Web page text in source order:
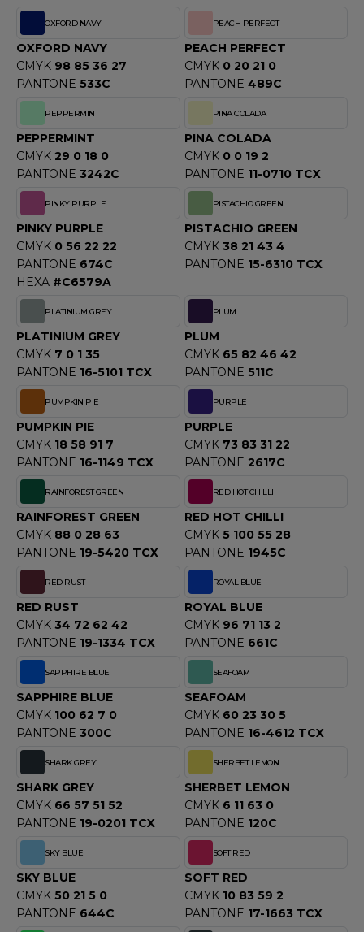
OXFORD NAVY
OXFORD NAVY
CMYK 98 85 36 27
PANTONE 533C
PEACH PERFECT
PEACH PERFECT
CMYK 0 20 21 0
PANTONE 489C
PEPPERMINT
PEPPERMINT
CMYK 29 0 18 0
PANTONE 3242C
PINA COLADA
PINA COLADA
CMYK 0 0 19 2
PANTONE 11-0710 TCX
PINKY PURPLE
PINKY PURPLE
CMYK 0 56 22 22
PANTONE 674C
HEXA #C6579A
PISTACHIO GREEN
PISTACHIO GREEN
CMYK 38 21 43 4
PANTONE 15-6310 TCX
PLATINIUM GREY
PLATINIUM GREY
CMYK 7 0 1 35
PANTONE 16-5101 TCX
PLUM
PLUM
CMYK 65 82 46 42
PANTONE 511C
PUMPKIN PIE
PUMPKIN PIE
CMYK 18 58 91 7
PANTONE 16-1149 TCX
PURPLE
PURPLE
CMYK 73 83 31 22
PANTONE 2617C
RAINFOREST GREEN
RAINFOREST GREEN
CMYK 88 0 28 63
PANTONE 19-5420 TCX
RED HOT CHILLI
RED HOT CHILLI
CMYK 5 100 55 28
PANTONE 1945C
RED RUST
RED RUST
CMYK 34 72 62 42
PANTONE 19-1334 TCX
ROYAL BLUE
ROYAL BLUE
CMYK 96 71 13 2
PANTONE 661C
SAPPHIRE BLUE
SAPPHIRE BLUE
CMYK 100 62 7 0
PANTONE 300C
SEAFOAM
SEAFOAM
CMYK 60 23 30 5
PANTONE 16-4612 TCX
SHARK GREY
SHARK GREY
CMYK 66 57 51 52
PANTONE 19-0201 TCX
SHERBET LEMON
SHERBET LEMON
CMYK 6 11 63 0
PANTONE 120C
SKY BLUE
SKY BLUE
CMYK 50 21 5 0
PANTONE 644C
SOFT RED
SOFT RED
CMYK 10 83 59 2
PANTONE 17-1663 TCX